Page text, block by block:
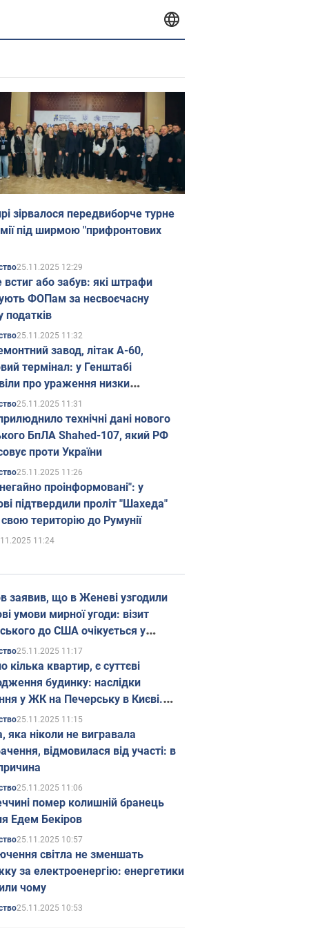
зірвалося передвиборче турне
під ширмою "прифронтових
25.11.2025 12:29
встиг або забув: які штрафи
ФОПам за несвоєчасну
податків
25.11.2025 11:32
завод, літак А-60,
термінал: у Генштабі
про ураження низки
об'єктів Росії
25.11.2025 11:31
технічні дані нового
БпЛА Shahed-107, який РФ
проти України
25.11.2025 11:26
проінформовані": у
підтвердили проліт "Шахеда"
територію до Румунії
11:24
заявив, що в Женеві узгодили
умови мирної угоди: візит
до США очікується у
25.11.2025 11:17
кілька квартир, є суттєві
будинку: наслідки
у ЖК на Печерську в Києві.
25.11.2025 11:15
яка ніколи не вигравала
відмовилася від участі: в
25.11.2025 11:06
помер колишній бранець
Едем Бекіров
25.11.2025 10:57
світла не зменшать
за електроенергію: енергетики
чому
25.11.2025 10:53